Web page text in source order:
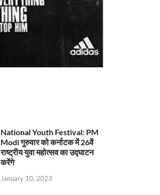
National Youth Festival: PM
Modi गुरुवार को कर्नाटक में 26वें
राष्ट्रीय युवा महोत्सव का उद्घाटन
करेंगे
January 10, 2023